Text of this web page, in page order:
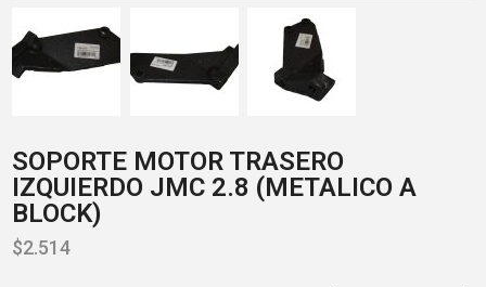
SOPORTE MOTOR TRASERO
IZQUIERDO JMC 2.8 (METALICO A
BLOCK)
$2.514